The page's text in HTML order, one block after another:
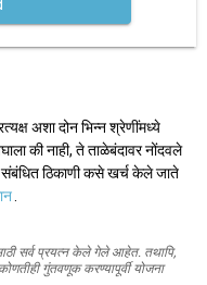
अशा दोन भिन्न श्रेणींमध्ये
की नाही, ते ताळेबंदावर नोंदवले
संबंधित ठिकाणी कसे खर्च केले जाते
सर्व प्रयत्न केले गेले आहेत. तथापि,
गुंतवणूक करण्यापूर्वी योजना